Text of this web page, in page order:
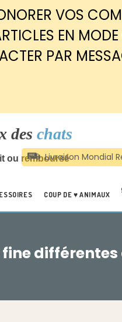
VOS
EN
PAR
des chats
ou remboursé
COUP DE ♥ ANIMAUX